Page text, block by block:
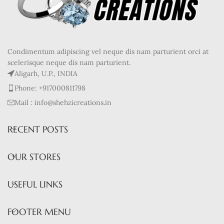
Condimentum adipiscing vel neque dis nam parturient orci at
scelerisque neque dis nam parturient.
Aligarh, U.P., INDIA
Phone: +917000811798
Mail : info@shehzicreations.in
RECENT POSTS
OUR STORES
USEFUL LINKS
FOOTER MENU